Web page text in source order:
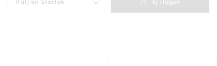
Välj en Storlek Ej i lager